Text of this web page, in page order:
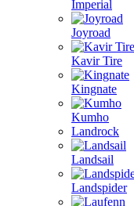
Imperial
Joyroad
Kavir Tire
Kingnate
Kumho
Landrock
Landsail
Landspider